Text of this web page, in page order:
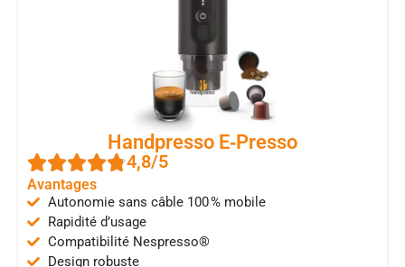
Handpresso E‑Presso
4,8/5
Avantages
Autonomie sans câble 100 % mobile
Rapidité d’usage
Compatibilité Nespresso®
Design robuste